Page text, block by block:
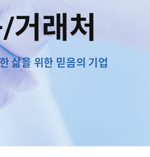
거래처
삶을 위한 믿음의 기업